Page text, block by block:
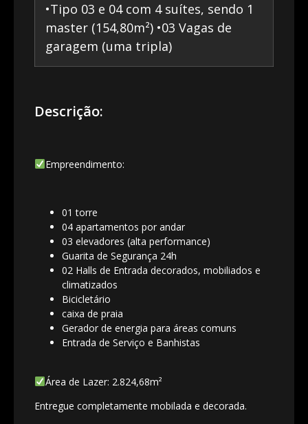
•Tipo 03 e 04 com 4 suítes, sendo 1
master (154,80m²) •03 Vagas de
garagem (uma tripla)
Descrição:
Empreendimento:
01 torre
04 apartamentos por andar
03 elevadores (alta performance)
Guarita de Segurança 24h
02 Halls de Entrada decorados, mobiliados e
climatizados
Bicicletário
caixa de praia
Gerador de energia para áreas comuns
Entrada de Serviço e Banhistas
Área de Lazer: 2.824,68m²
Entregue completamente mobilada e decorada.